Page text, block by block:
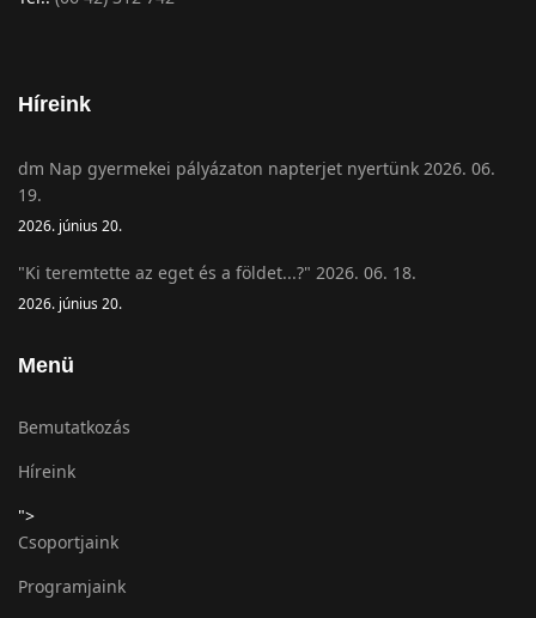
Híreink
dm Nap gyermekei pályázaton napterjet nyertünk 2026. 06.
19.
2026. június 20.
"Ki teremtette az eget és a földet...?" 2026. 06. 18.
2026. június 20.
Menü
Bemutatkozás
Híreink
">
Csoportjaink
Programjaink